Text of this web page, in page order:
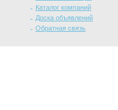
Каталог компаний
Доска объявлений
Обратная связь